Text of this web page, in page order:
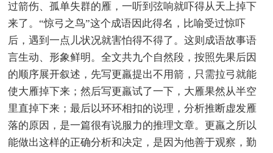
过箭伤、孤单失群的雁，一听到弦响就吓得从天上掉下
来了。“惊弓之鸟”这个成语因此得名，比喻受过惊吓
后，遇到一点儿状况就害怕得不得了。这则成语故事语
言生动、形象鲜明。全文共九个自然段，按照先果后因
的顺序展开叙述，先写更羸提出不用箭，只需拉弓就能
使大雁掉下来；然后写更羸试了一下，大雁果然从半空
里直掉下来；最后以环环相扣的说理，分析推断虚发雁
落的原因，是一篇很有说服力的推理文章。更羸之所以
能做出这样的正确分析和决定，是因为他善于观察，勤